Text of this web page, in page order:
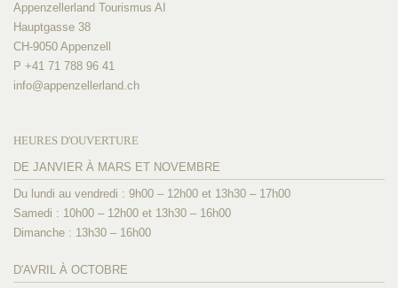
Appenzellerland Tourismus AI
Hauptgasse 38
CH-9050 Appenzell
P +41 71 788 96 41
info@appenzellerland.ch
HEURES D'OUVERTURE
DE JANVIER À MARS ET NOVEMBRE
Du lundi au vendredi : 9h00 – 12h00 et 13h30 – 17h00
Samedi : 10h00 – 12h00 et 13h30 – 16h00
Dimanche : 13h30 – 16h00
D'AVRIL À OCTOBRE